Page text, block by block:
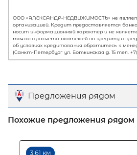
Первый взнос
0 10 20 30 40 50
Предложения рядом
Похожие предложения рядом